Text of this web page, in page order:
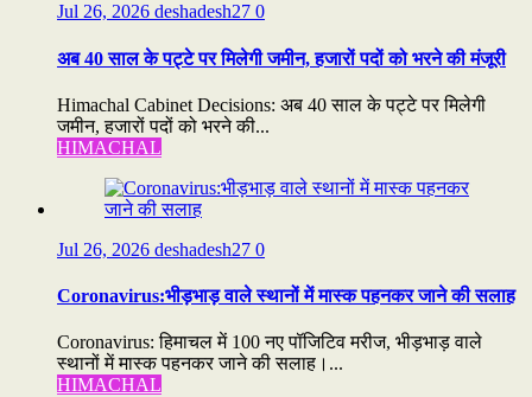
Jul 26, 2026 deshadesh27 0
अब 40 साल के पट्टे पर मिलेगी जमीन, हजारों पदों को भरने की मंजूरी
Himachal Cabinet Decisions: अब 40 साल के पट्टे पर मिलेगी
जमीन, हजारों पदों को भरने की...
HIMACHAL
Jul 26, 2026 deshadesh27 0
Coronavirus:भीड़भाड़ वाले स्थानों में मास्क पहनकर जाने की सलाह
Coronavirus: हिमाचल में 100 नए पॉजिटिव मरीज, भीड़भाड़ वाले
स्थानों में मास्क पहनकर जाने की सलाह।...
HIMACHAL